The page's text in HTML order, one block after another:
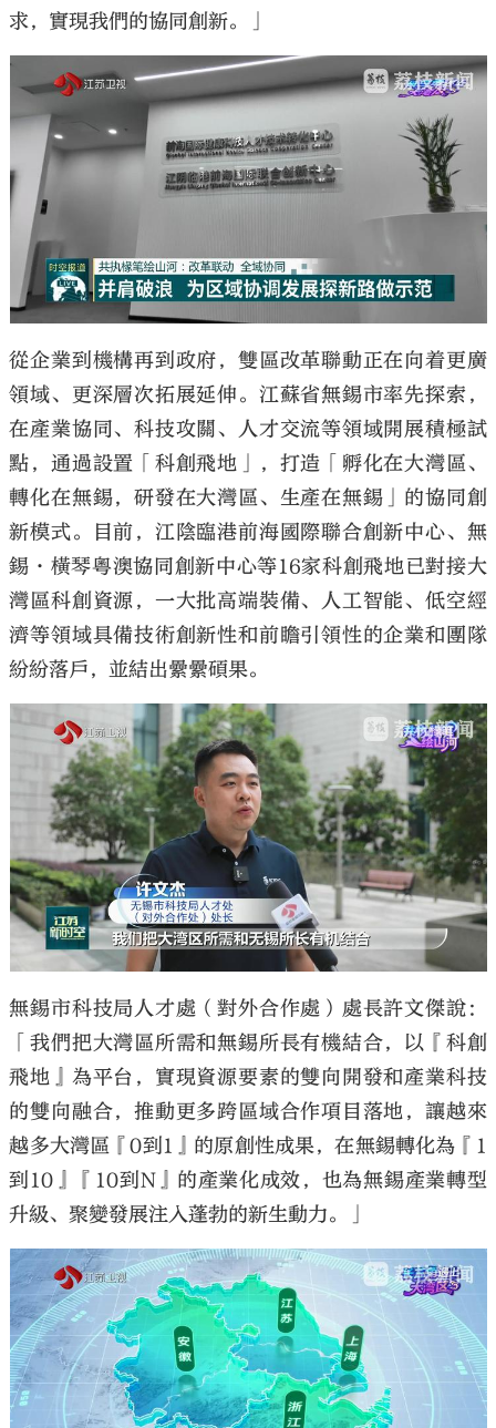
求，實現我們的協同創新。」
從企業到機構再到政府，雙區改革聯動正在向着更廣
領域、更深層次拓展延伸。江蘇省無錫市率先探索，
在產業協同、科技攻關、人才交流等領域開展積極試
點，通過設置「科創飛地」，打造「孵化在大灣區、
轉化在無錫，研發在大灣區、生產在無錫」的協同創
新模式。目前，江陰臨港前海國際聯合創新中心、無
錫·橫琴粵澳協同創新中心等16家科創飛地已對接大
灣區科創資源，一大批高端裝備、人工智能、低空經
濟等領域具備技術創新性和前瞻引領性的企業和團隊
紛紛落戶，並結出纍纍碩果。
無錫市科技局人才處（對外合作處）處長許文傑說：
「我們把大灣區所需和無錫所長有機結合，以『科創
飛地』為平台，實現資源要素的雙向開發和產業科技
的雙向融合，推動更多跨區域合作項目落地，讓越來
越多大灣區『0到1』的原創性成果，在無錫轉化為『1
到10』『10到N』的產業化成效，也為無錫產業轉型
升級、聚變發展注入蓬勃的新生動力。」